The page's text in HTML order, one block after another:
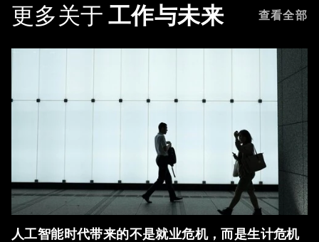
更多关于 工作与未来 查看全部
人工智能时代带来的不是就业危机，而是生计危机